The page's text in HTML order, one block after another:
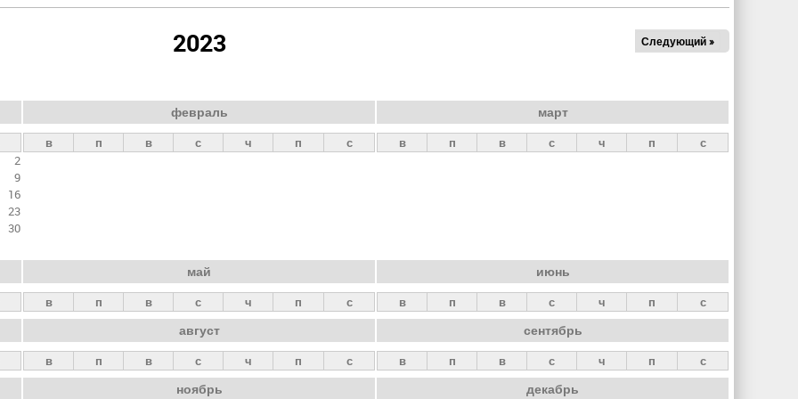
2023 Следующий »
2
9
16
23
30
февраль
в п в с ч п с
март
в п в с ч п с
май
в п в с ч п с
июнь
в п в с ч п с
август
в п в с ч п с
сентябрь
в п в с ч п с
ноябрь декабрь